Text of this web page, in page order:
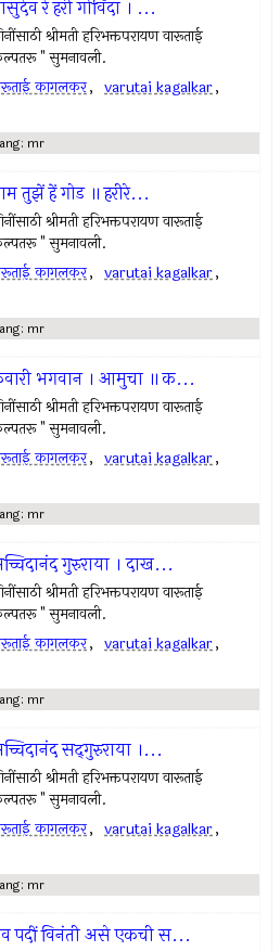
रे हरी गोविंदा । ...
श्रीमती हरिभक्तपरायण वारूताई
" सुमनावली.
कागलकर, varutai kagalkar,
mr
तुझें हें गोड ॥ हरीरे...
श्रीमती हरिभक्तपरायण वारूताई
" सुमनावली.
कागलकर, varutai kagalkar,
mr
भगवान । आमुचा ॥ क...
श्रीमती हरिभक्तपरायण वारूताई
" सुमनावली.
कागलकर, varutai kagalkar,
mr
गुरुराया । दाख...
श्रीमती हरिभक्तपरायण वारूताई
" सुमनावली.
कागलकर, varutai kagalkar,
mr
सद्‌गुरुराया ।...
श्रीमती हरिभक्तपरायण वारूताई
" सुमनावली.
कागलकर, varutai kagalkar,
mr
पदीं विनंती असे एकची स...